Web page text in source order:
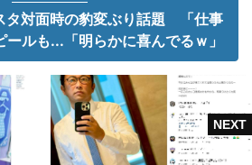
タ対面時の豹変ぶり話題 「仕事
ルも...「明らかに喜んでるｗ」